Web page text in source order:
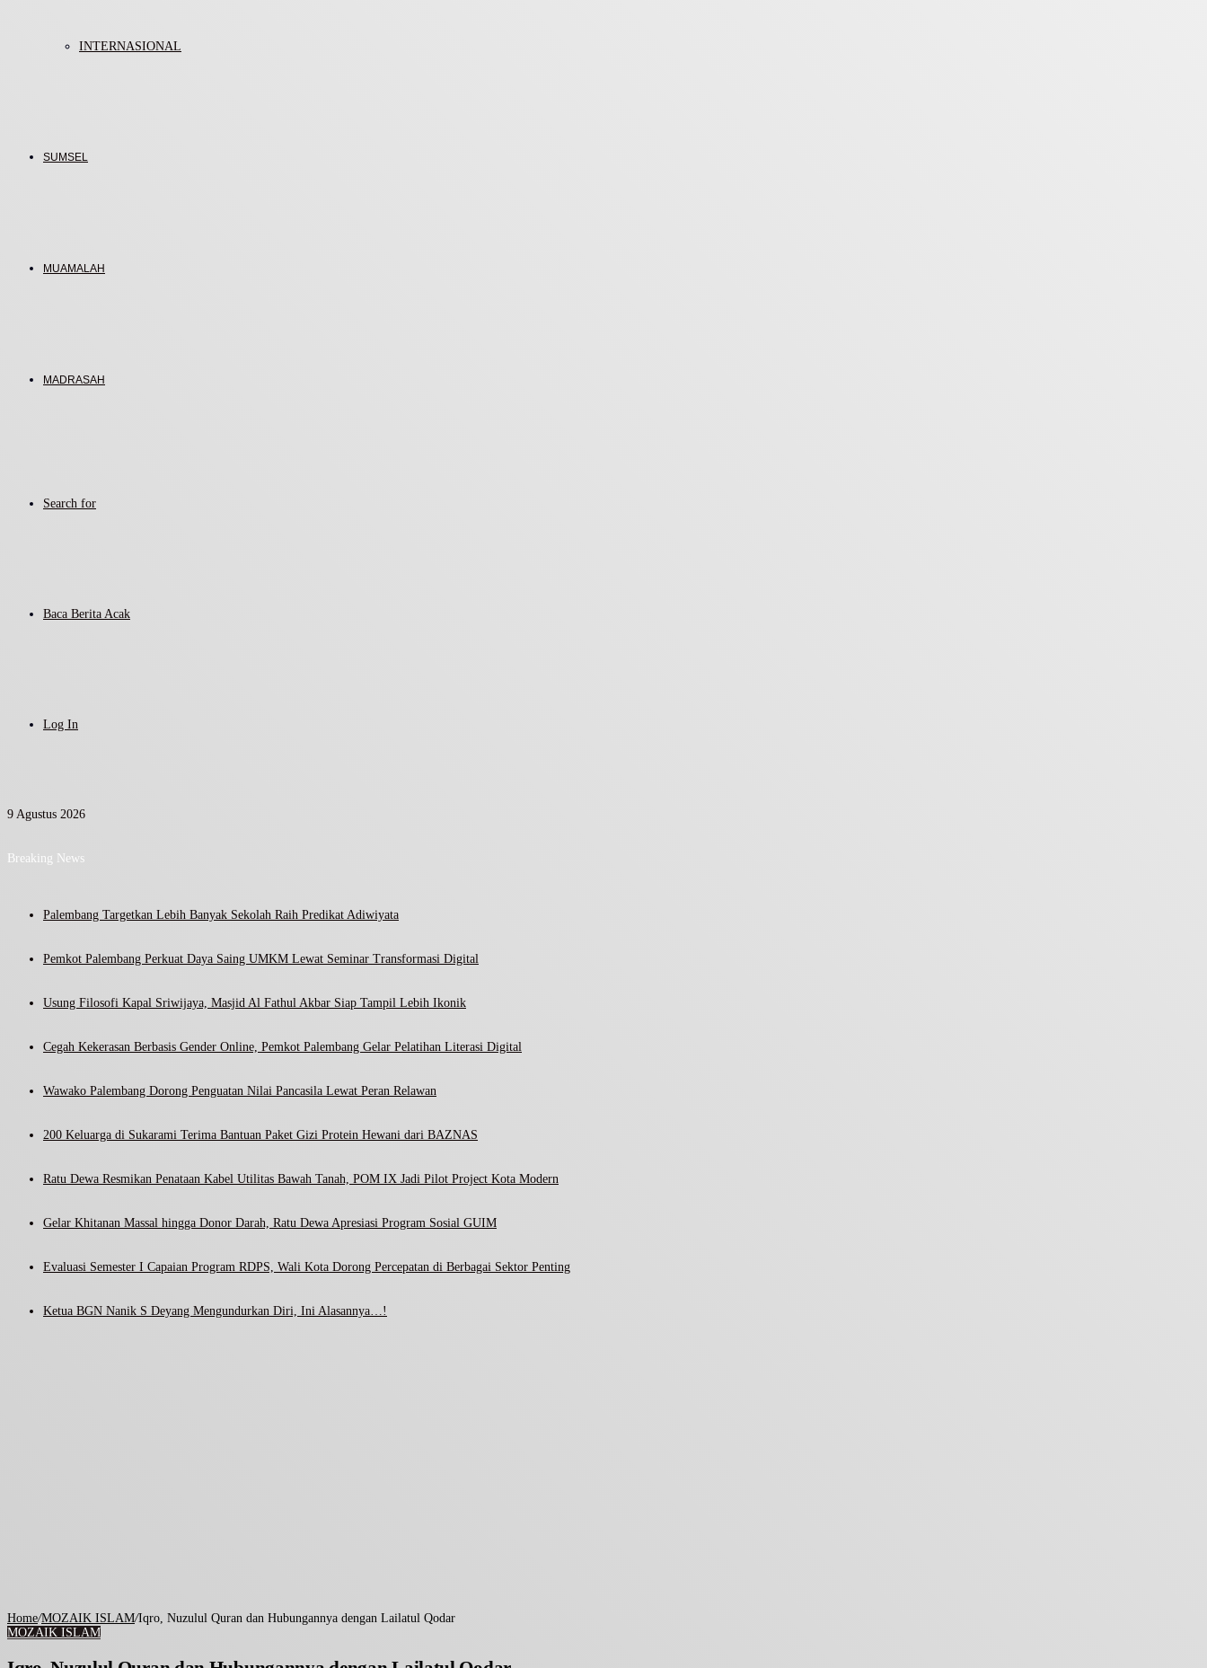
INTERNASIONAL
SUMSEL
MUAMALAH
MADRASAH
Search for
Baca Berita Acak
Log In
9 Agustus 2026
Breaking News
Palembang Targetkan Lebih Banyak Sekolah Raih Predikat Adiwiyata
Pemkot Palembang Perkuat Daya Saing UMKM Lewat Seminar Transformasi Digital
Usung Filosofi Kapal Sriwijaya, Masjid Al Fathul Akbar Siap Tampil Lebih Ikonik
Cegah Kekerasan Berbasis Gender Online, Pemkot Palembang Gelar Pelatihan Literasi Digital
Wawako Palembang Dorong Penguatan Nilai Pancasila Lewat Peran Relawan
200 Keluarga di Sukarami Terima Bantuan Paket Gizi Protein Hewani dari BAZNAS
Ratu Dewa Resmikan Penataan Kabel Utilitas Bawah Tanah, POM IX Jadi Pilot Project Kota Modern
Gelar Khitanan Massal hingga Donor Darah, Ratu Dewa Apresiasi Program Sosial GUIM
Evaluasi Semester I Capaian Program RDPS, Wali Kota Dorong Percepatan di Berbagai Sektor Penting
Ketua BGN Nanik S Deyang Mengundurkan Diri, Ini Alasannya…!
Home/MOZAIK ISLAM/Iqro, Nuzulul Quran dan Hubungannya dengan Lailatul Qodar
MOZAIK ISLAM